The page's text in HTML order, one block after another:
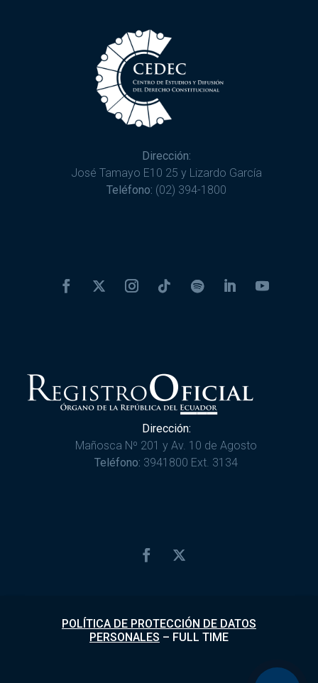
Dirección:
José Tamayo E10 25 y Lizardo García
Teléfono: (02) 394-1800
Dirección:
Mañosca Nº 201 y Av. 10 de Agosto
Teléfono: 3941800 Ext. 3134
POLÍTICA DE PROTECCIÓN DE DATOS
PERSONALES – FULL TIME